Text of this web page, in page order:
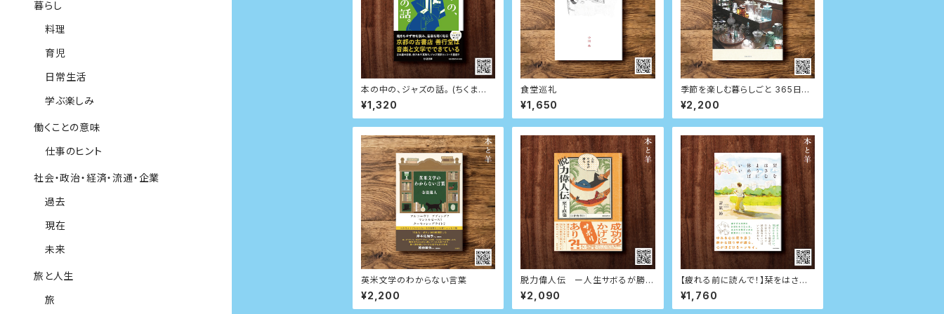
本の中の、ジャズの話。 (ちくま文
庫)
¥1,320
食堂巡礼
¥1,650
季節を楽しむ暮らしごと 365日
日々の小さな発見が愛おしい古都
の春夏秋冬
¥2,200
英米文学のわからない言葉
¥2,200
脱力偉人伝 ー人生サボるが勝ち
ー
¥2,090
【疲れる前に読んで！】栞をはさむ
ように休めばいい
¥1,760
暮らし
料理
育児
日常生活
学ぶ楽しみ
働くことの意味
仕事のヒント
社会・政治・経済・流通・企業
過去
現在
未来
旅と人生
旅